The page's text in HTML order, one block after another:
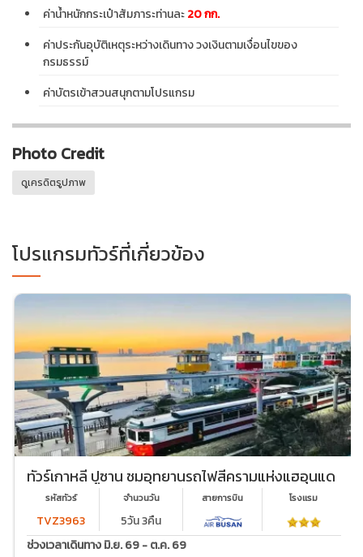
ค่าน้ำหนักกระเป๋าสัมภาระท่านละ20 กก.
ค่าประกันอุบัติเหตุระหว่างเดินทาง วงเงินตามเงื่อนไขของ
กรมธรรม์
ค่าบัตรเข้าสวนสนุกตามโปรแกรม
Photo Credit
ดูเครดิตรูปภาพ
โปรแกรมทัวร์ที่เกี่ยวข้อง
ทัวร์เกาหลี ปูซาน ชมอุทยานรถไฟสีครามแห่งแฮอุนแด
รหัสทัวร์
TVZ3963
จำนวนวัน
5วัน 3คืน
สายการบิน โรงเเรม
ช่วงเวลาเดินทาง มิ.ย. 69 - ต.ค. 69